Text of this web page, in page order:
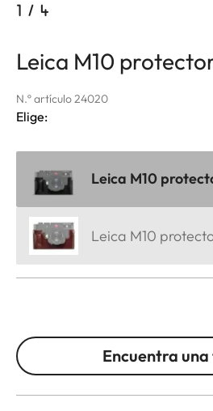
1 / 4
Leica M10
N.º artículo 24020
Elige:
Leica M10
Leica M10
Encuentra